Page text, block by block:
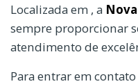
Localizada em , a
sempre proporcionar
atendimento de
Para entrar em